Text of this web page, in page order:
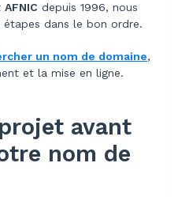
AFNIC depuis 1996, nous
étapes dans le bon ordre.
un nom de domaine,
et la mise en ligne.
avant
nom de